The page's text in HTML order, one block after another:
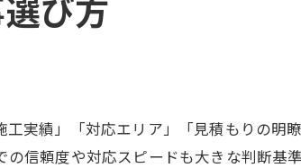
実績情報が安心感につながる理由
学ぶ信頼できる電気工事の選び方
施工事例が示す技術力と対応力
び方
実績」「対応エリア」「見積もりの明
信頼度や対応スピードも大きな判断基準